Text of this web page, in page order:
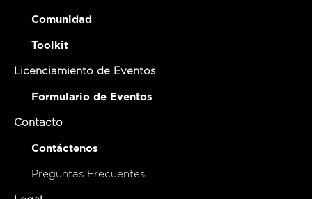
Comunidad
Toolkit
Licenciamiento de Eventos
Formulario de Eventos
Contacto
Contáctenos
Preguntas Frecuentes